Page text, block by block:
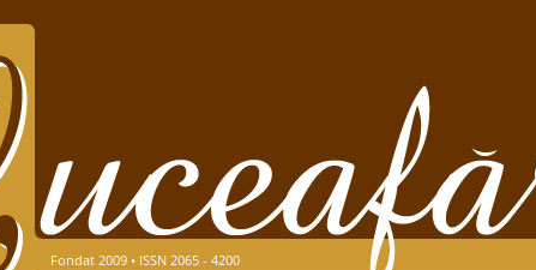
Fondat 2009 • ISSN 2065 - 4200